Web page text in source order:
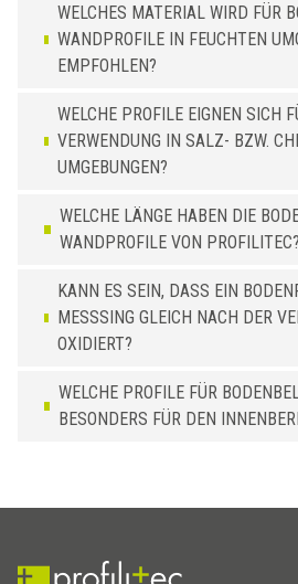
WELCHES MATERIAL WIRD FÜR
WANDPROFILE IN FEUCHTEN
EMPFOHLEN?
WELCHE PROFILE EIGNEN SICH
VERWENDUNG IN SALZ- BZW.
UMGEBUNGEN?
WELCHE LÄNGE HABEN DIE
WANDPROFILE VON PROFILITEC?
KANN ES SEIN, DASS EIN
MESSSING GLEICH NACH DER
OXIDIERT?
WELCHE PROFILE FÜR
BESONDERS FÜR DEN